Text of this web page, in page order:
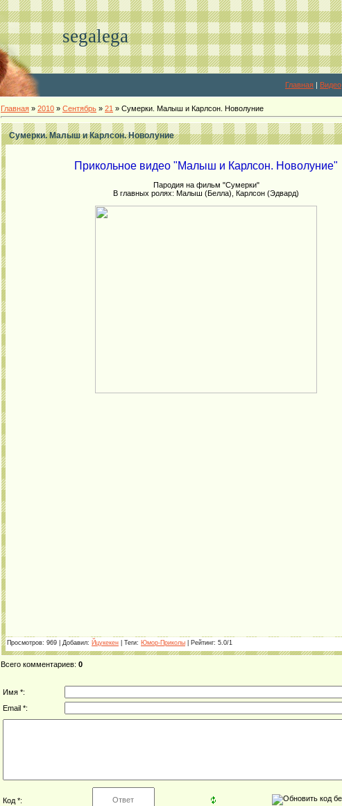
segalega
Главная | Видео
Главная » 2010 » Сентябрь » 21 » Сумерки. Малыш и Карлсон. Новолуние
Сумерки. Малыш и Карлсон. Новолуние
Прикольное видео "Малыш и Карлсон. Новолуние"
Пародия на фильм "Сумерки"
В главных ролях: Малыш (Белла), Карлсон (Эдвард)
Просмотров: 969 | Добавил: Йцукекен Теги: Юмор-Приколы Рейтинг: 5.0/1
Всего комментариев: 0
Имя *:
Email *:
Код *: